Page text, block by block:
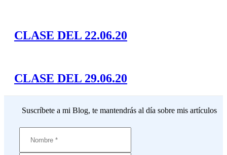
CLASE DEL 22.06.20
CLASE DEL 29.06.20
Suscríbete a mi Blog, te mantendrás al día sobre mis artículos